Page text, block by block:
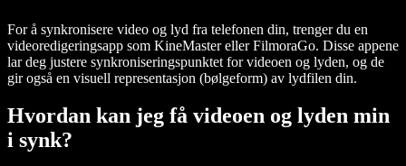
For å synkronisere video og lyd fra telefonen din, trenger du en
videoredigeringsapp som KineMaster eller FilmoraGo. Disse appene
lar deg justere synkroniseringspunktet for videoen og lyden, og de
gir også en visuell representasjon (bølgeform) av lydfilen din.
Hvordan kan jeg få videoen og lyden min
i synk?